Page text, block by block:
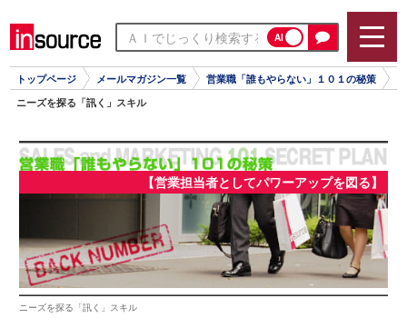
AI
トップページ メールマガジン一覧 営業職「誰もやらない」１０１の秘策
ニーズを探る「訊く」スキル
【営業担当者としてパワーアップを図る】
ニーズを探る「訊く」スキル